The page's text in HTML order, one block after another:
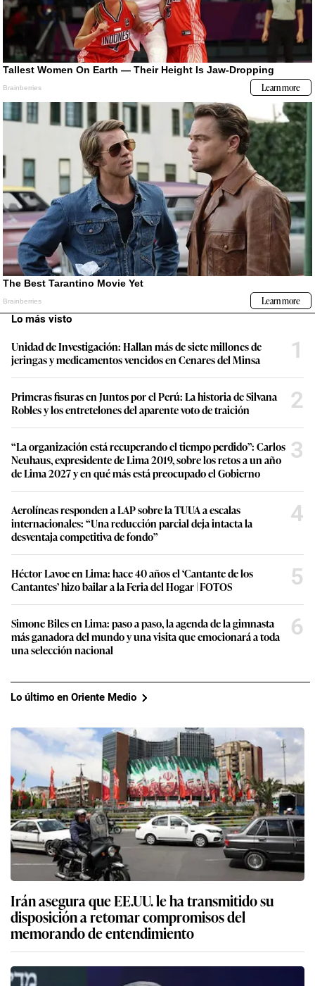
Lo más visto
Unidad de Investigación: Hallan más de siete millones de
jeringas y medicamentos vencidos en Cenares del Minsa
1
Primeras fisuras en Juntos por el Perú: La historia de Silvana
Robles y los entretelones del aparente voto de traición
2
“La organización está recuperando el tiempo perdido”: Carlos
Neuhaus, expresidente de Lima 2019, sobre los retos a un año
de Lima 2027 y en qué más está preocupado el Gobierno
3
Aerolíneas responden a LAP sobre la TUUA a escalas
internacionales: “Una reducción parcial deja intacta la
desventaja competitiva de fondo”
4
Héctor Lavoe en Lima: hace 40 años el ‘Cantante de los
Cantantes’ hizo bailar a la Feria del Hogar | FOTOS
5
Simone Biles en Lima: paso a paso, la agenda de la gimnasta
más ganadora del mundo y una visita que emocionará a toda
una selección nacional
6
Lo último en Oriente Medio
Irán asegura que EE.UU. le ha transmitido su
disposición a retomar compromisos del
memorando de entendimiento